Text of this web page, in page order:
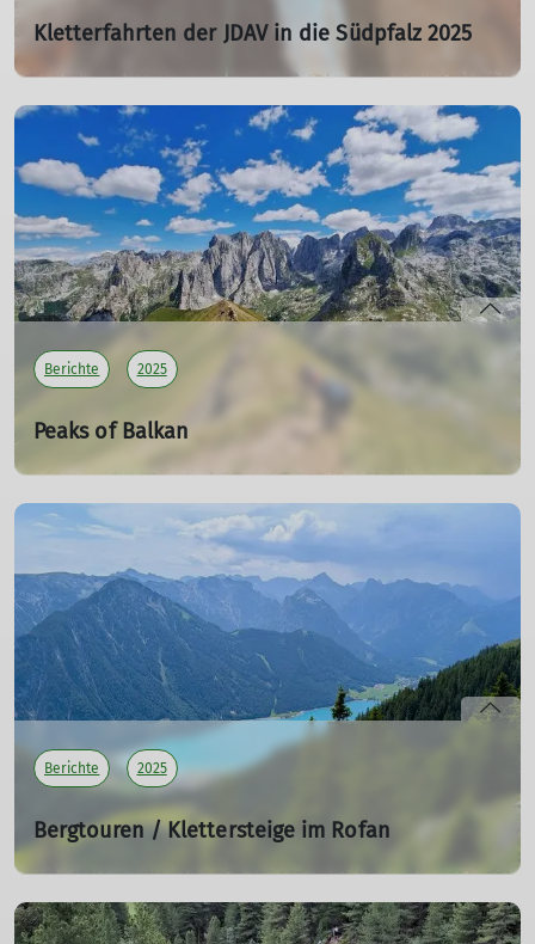
Kletterfahrten der JDAV in die Südpfalz 2025
JDAV 02, 04, 11 und 16
Selbstständiges Klettern in der Seilschaft und das Legen
mobiler Sicherungen standen im Mittelpunkt unserer
Tageskletterfahrten in die Südpfalz im Jahr 2025.
mehr erfahren
Berichte 2025
Peaks of Balkan
BW 03 - Die Verfluchten Berge und ein blaues Auge
Einen steilen Berganstieg oder schwere Gipfel hat
bestimmt schon mancher von uns verflucht, aber eine
ganze Bergregion verfluchen?
mehr erfahren
Berichte 2025
Bergtouren / Klettersteige im Rofan
KS 02 - Edelrid und Edelweiß – im Rofangebirge
Früh am Tag war es nicht,als wir nach der Anreise am